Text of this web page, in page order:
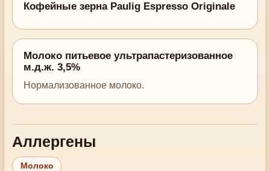
Кофейные зерна Paulig Espresso Originale
Молоко питьевое ультрапастеризованное
м.д.ж. 3,5%
Нормализованное молоко.
Аллергены
Молоко